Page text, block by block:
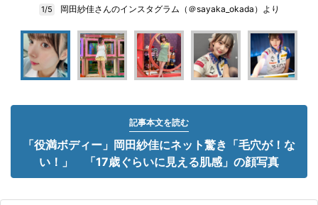
1/5 岡田紗佳さんのインスタグラム（＠sayaka_okada）より
記事本文を読む
「役満ボディー」岡田紗佳にネット驚き「毛穴が！な
い！」 「17歳ぐらいに見える肌感」の顔写真